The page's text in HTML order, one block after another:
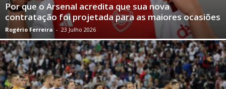
Por que o Arsenal acredita que sua nova
contratação foi projetada para as maiores ocasiões
Rogério Ferreira - 23 Julho 2026